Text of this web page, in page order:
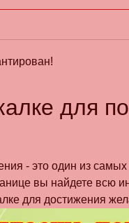
для
- это один из
вы найдете всю
для достижения